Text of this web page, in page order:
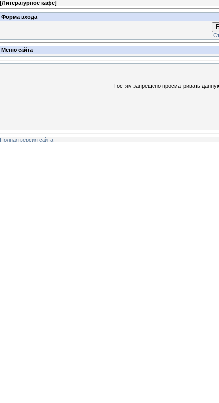
[Литературное кафе]
Форма входа
Меню сайта
Гостям запрещено просматривать
Полная версия сайта